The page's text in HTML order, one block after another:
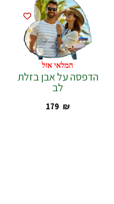
המלאי אזל
הדפסה על אבן בזלת
לב
‎179 ₪